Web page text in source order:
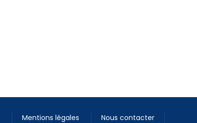
Mentions légales Nous contacter